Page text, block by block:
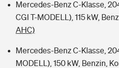
Mercedes-Benz C-Klasse,
CGI T-MODELL), 115 kW,
AHC)
Mercedes-Benz C-Klasse,
MODELL), 150 kW, Benzin,